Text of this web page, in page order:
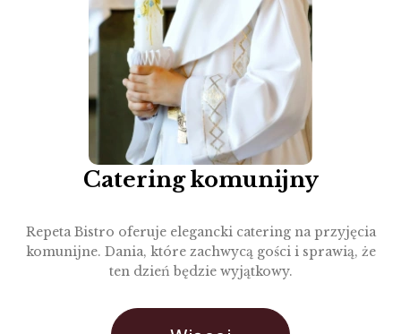
Catering komunijny
Repeta Bistro oferuje elegancki catering na przyjęcia
komunijne. Dania, które zachwycą gości i sprawią, że
ten dzień będzie wyjątkowy.